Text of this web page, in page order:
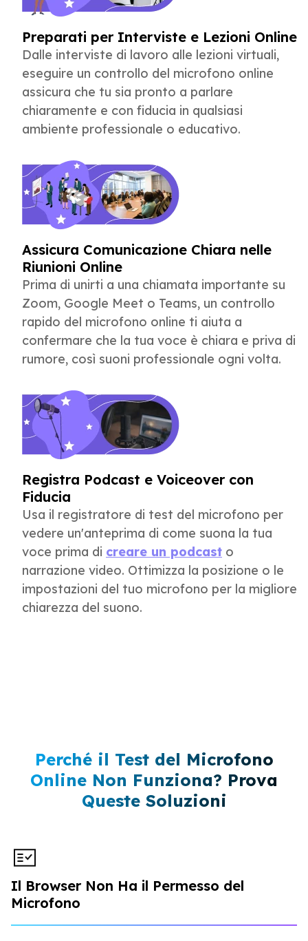
Preparati per Interviste e Lezioni Online
Dalle interviste di lavoro alle lezioni virtuali,
eseguire un controllo del microfono online
assicura che tu sia pronto a parlare
chiaramente e con fiducia in qualsiasi
ambiente professionale o educativo.
Assicura Comunicazione Chiara nelle
Riunioni Online
Prima di unirti a una chiamata importante su
Zoom, Google Meet o Teams, un controllo
rapido del microfono online ti aiuta a
confermare che la tua voce è chiara e priva di
rumore, così suoni professionale ogni volta.
Registra Podcast e Voiceover con
Fiducia
Usa il registratore di test del microfono per
vedere un'anteprima di come suona la tua
voce prima di creare un podcast o
narrazione video. Ottimizza la posizione o le
impostazioni del tuo microfono per la migliore
chiarezza del suono.
Perché il Test del Microfono
Online Non Funziona? Prova
Queste Soluzioni
Il Browser Non Ha il Permesso del
Microfono